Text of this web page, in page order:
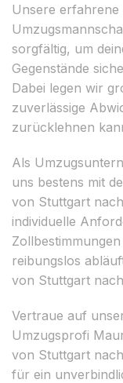
Unsere
sorgfältig, um
Gegenstände
Dabei legen wir
zuverlässige
zurücklehnen
Als
uns bestens mit
von Stuttgart
individuelle
reibungslos
von Stuttgart
Vertraue auf
Umzugsprofi
von Stuttgart
für ein